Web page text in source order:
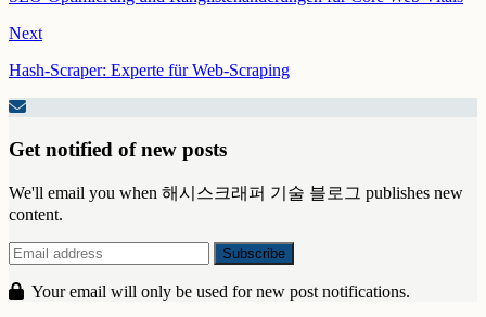
Next
Hash-Scraper: Experte für Web-Scraping
Get notified of new posts
We'll email you when 해시스크래퍼 기술 블로그 publishes new
content.
Your email will only be used for new post notifications.